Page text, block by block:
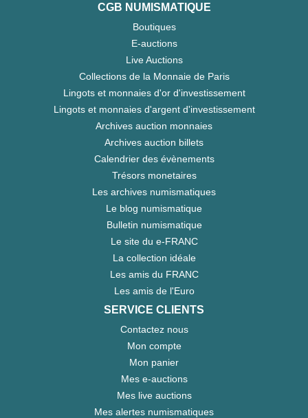
CGB NUMISMATIQUE
Boutiques
E-auctions
Live Auctions
Collections de la Monnaie de Paris
Lingots et monnaies d'or d'investissement
Lingots et monnaies d'argent d'investissement
Archives auction monnaies
Archives auction billets
Calendrier des évènements
Trésors monetaires
Les archives numismatiques
Le blog numismatique
Bulletin numismatique
Le site du e-FRANC
La collection idéale
Les amis du FRANC
Les amis de l'Euro
SERVICE CLIENTS
Contactez nous
Mon compte
Mon panier
Mes e-auctions
Mes live auctions
Mes alertes numismatiques